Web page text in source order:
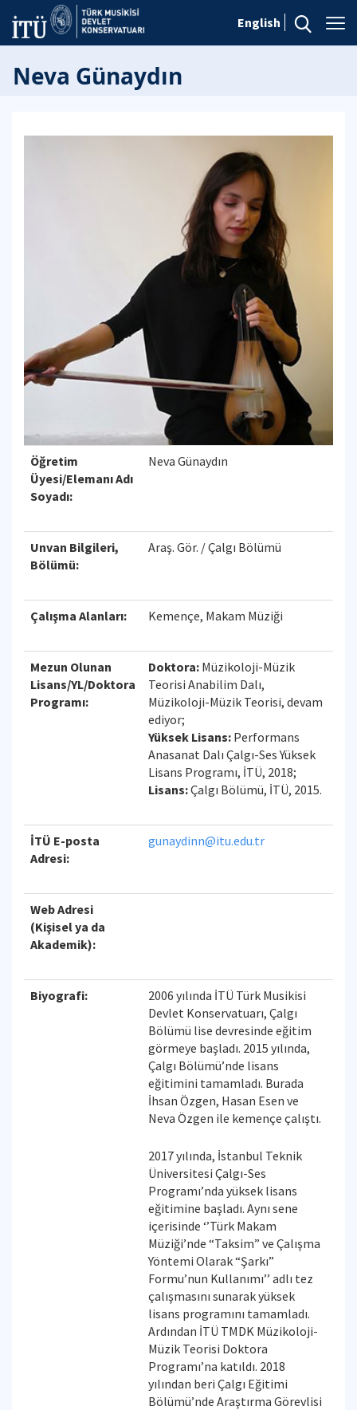
English
Neva Günaydın
Öğretim
Üyesi/Elemanı Adı
Soyadı:
Neva Günaydın
Unvan Bilgileri,
Bölümü:
Araş. Gör. / Çalgı Bölümü
Çalışma Alanları: Kemençe, Makam Müziği
Mezun Olunan
Lisans/YL/Doktora
Programı:
Doktora: Müzikoloji-Müzik
Teorisi Anabilim Dalı,
Müzikoloji-Müzik Teorisi, devam
ediyor;
Yüksek Lisans: Performans
Anasanat Dalı Çalgı-Ses Yüksek
Lisans Programı, İTÜ, 2018;
Lisans:Çalgı Bölümü, İTÜ, 2015.
İTÜ E-posta
Adresi:
gunaydinn@itu.edu.tr
Web Adresi
(Kişisel ya da
Akademik):
Biyografi:
2006 yılında İTÜ Türk Musikisi
Devlet Konservatuarı, Çalgı
Bölümü lise devresinde eğitim
görmeye başladı. 2015 yılında,
Çalgı Bölümü’nde lisans
eğitimini tamamladı. Burada
İhsan Özgen, Hasan Esen ve
Neva Özgen ile kemençe çalıştı.
2017 yılında, İstanbul Teknik
Üniversitesi Çalgı-Ses
Programı’nda yüksek lisans
eğitimine başladı. Aynı sene
içerisinde ‘’Türk Makam
Müziği’nde “Taksim” ve Çalışma
Yöntemi Olarak “Şarkı”
Formu’nun Kullanımı’’ adlı tez
çalışmasını sunarak yüksek
lisans programını tamamladı.
Ardından İTÜ TMDK Müzikoloji-
Müzik Teorisi Doktora
Programı’na katıldı. 2018
yılından beri Çalgı Eğitimi
Bölümü’nde Araştırma Görevlisi